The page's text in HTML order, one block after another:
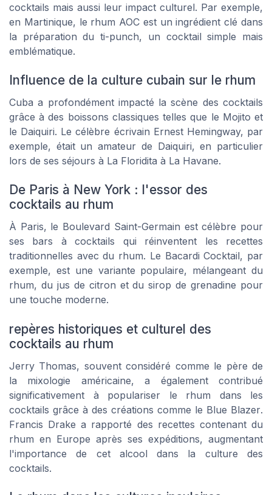
cocktails mais aussi leur impact culturel. Par exemple,
en Martinique, le rhum AOC est un ingrédient clé dans
la préparation duti-punch, un cocktail simple mais
emblématique.
Influence de la culture cubain sur le rhum
Cuba a profondément impacté la scène des cocktails
grâce à des boissons classiques telles que le Mojito et
le Daiquiri. Le célèbre écrivain Ernest Hemingway, par
exemple, était un amateur de Daiquiri, en particulier
lors de ses séjours à La Floridita à La Havane.
De Paris à New York : l'essor des
cocktails au rhum
À Paris, le Boulevard Saint-Germain est célèbre pour
ses bars à cocktails qui réinventent les recettes
traditionnelles avec du rhum. Le Bacardi Cocktail, par
exemple, est une variante populaire, mélangeant du
rhum, du jus de citron et du sirop de grenadine pour
une touche moderne.
repères historiques et culturel des
cocktails au rhum
Jerry Thomas, souvent considéré comme le père de
la mixologie américaine, a également contribué
significativement à populariser le rhum dans les
cocktails grâce à des créations comme le Blue Blazer.
Francis Drake a rapporté des recettes contenant du
rhum en Europe après ses expéditions, augmentant
l'importance de cet alcool dans la culture des
cocktails.